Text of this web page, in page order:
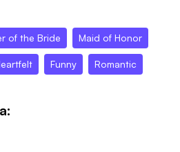
of the Bride Maid of Honor
Funny Romantic